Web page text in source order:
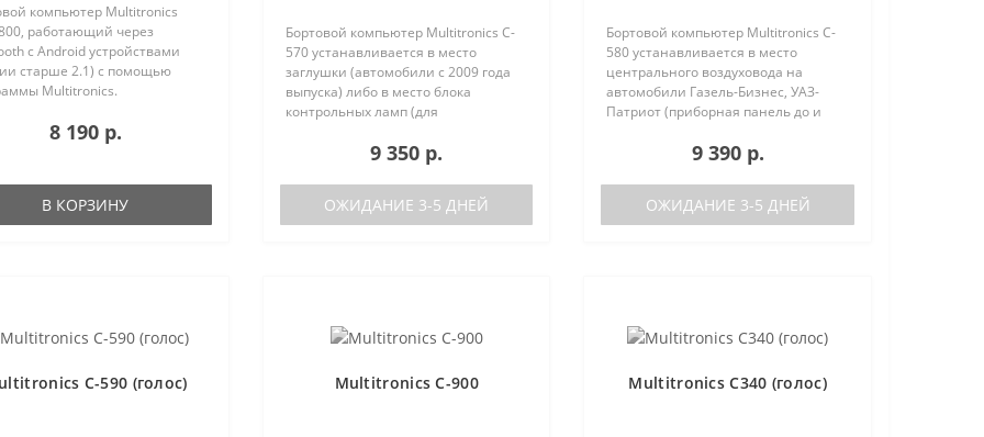
компьютер Multitronics
работающий через
с Android устройствами
старше 2.1) с помощью
Multitronics.
с диагностическими
Автономная работа..
8 190 р.
В КОРЗИНУ
Бортовой компьютер Multitronics C-
570 устанавливается в место
заглушки (автомобили с 2009 года
выпуска) либо в место блока
контрольных ламп (для
выпущенных с 08.2011 г.) с
дублированием его функций. На
автомобилях, выпущенных..
9 350 р.
ОЖИДАНИЕ 3-5 ДНЕЙ
Бортовой компьютер Multitronics C-
580 устанавливается в место
центрального воздуховода на
автомобили Газель-Бизнес, УАЗ-
Патриот (приборная панель до и
характеристики Голосовое
оповещение Поддержка двух баков
(подключ..
9 390 р.
ОЖИДАНИЕ 3-5 ДНЕЙ
C-590 (голос) Multitronics C-900 Multitronics C340 (голос)